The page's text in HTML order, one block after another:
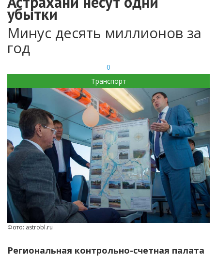
убытки
Минус десять миллионов за
год
0
Транспорт
Фото: astrobl.ru
Региональная контрольно-счетная палата